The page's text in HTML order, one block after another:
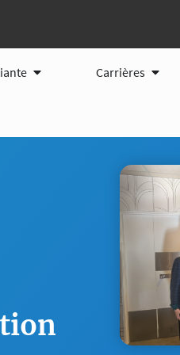
Ouvrir Vie étudiante
Carrières